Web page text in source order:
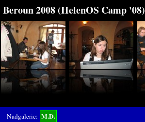
Beroun 2008 (HelenOS Camp '08)
Nadgalerie: M.D.